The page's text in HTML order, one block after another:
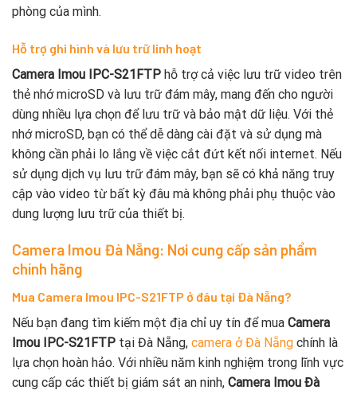
phòng của mình.
Hỗ trợ ghi hình và lưu trữ linh hoạt
Camera Imou IPC-S21FTP hỗ trợ cả việc lưu trữ video trên
thẻ nhớ microSD và lưu trữ đám mây, mang đến cho người
dùng nhiều lựa chọn để lưu trữ và bảo mật dữ liệu. Với thẻ
nhớ microSD, bạn có thể dễ dàng cài đặt và sử dụng mà
không cần phải lo lắng về việc cắt đứt kết nối internet. Nếu
sử dụng dịch vụ lưu trữ đám mây, bạn sẽ có khả năng truy
cập vào video từ bất kỳ đâu mà không phải phụ thuộc vào
dung lượng lưu trữ của thiết bị.
Camera Imou Đà Nẵng: Nơi cung cấp sản phẩm
chính hãng
Mua Camera Imou IPC-S21FTP ở đâu tại Đà Nẵng?
Nếu bạn đang tìm kiếm một địa chỉ uy tín để mua Camera
Imou IPC-S21FTP tại Đà Nẵng, camera ở Đà Nẵng chính là
lựa chọn hoàn hảo. Với nhiều năm kinh nghiệm trong lĩnh vực
cung cấp các thiết bị giám sát an ninh, Camera Imou Đà